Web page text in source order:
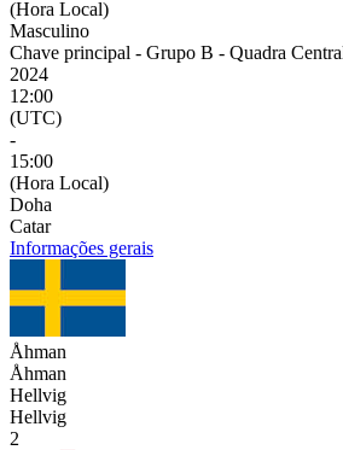
(Hora Local)
Masculino
Chave principal - Grupo B - Quadra
2024
12:00
(UTC)
-
15:00
(Hora Local)
Doha
Catar
Informações gerais
Åhman
Åhman
Hellvig
Hellvig
2